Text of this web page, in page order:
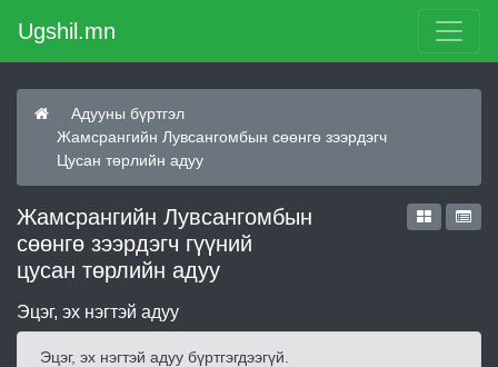
Ugshil.mn
Адууны бүртгэл
Жамсрангийн Лувсангомбын сөөнгө зээрдэгч
Цусан төрлийн адуу
Жамсрангийн Лувсангомбын
сөөнгө зээрдэгч гүүний
цусан төрлийн адуу
Эцэг, эх нэгтэй адуу
Эцэг, эх нэгтэй адуу бүртгэгдээгүй.